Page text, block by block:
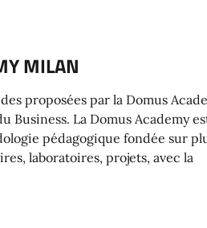
MILAN
proposées par la Domus
Business. La Domus Academy
pédagogique fondée sur
laboratoires, projets, avec la